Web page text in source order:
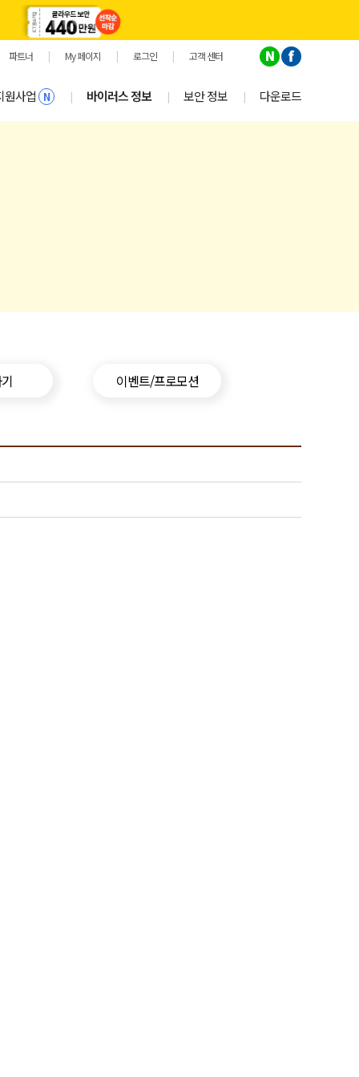
파트너 | My 페이지 | 로그인 | 고객 센터
원사업 N | 바이러스 정보 | 보안 정보 | 다운로드
이벤트/프로모션